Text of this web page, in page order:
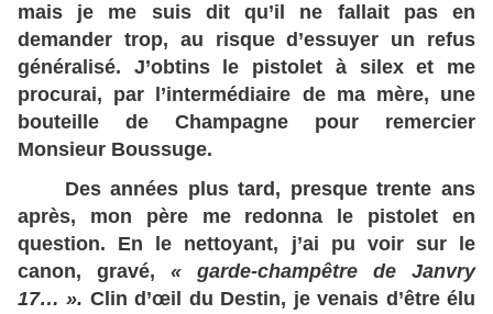
mais je me suis dit qu’il ne fallait pas en
demander trop, au risque d’essuyer un refus
généralisé. J’obtins le pistolet à silex et me
procurai, par l’intermédiaire de ma mère, une
bouteille de Champagne pour remercier
Monsieur Boussuge.
Des années plus tard, presque trente ans
après, mon père me redonna le pistolet en
question. En le nettoyant, j’ai pu voir sur le
canon, gravé, « garde-champêtre de Janvry
17… ». Clin d’œil du Destin, je venais d’être élu